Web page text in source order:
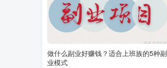
做什么副业好赚钱？适合上班族的5种副
业模式